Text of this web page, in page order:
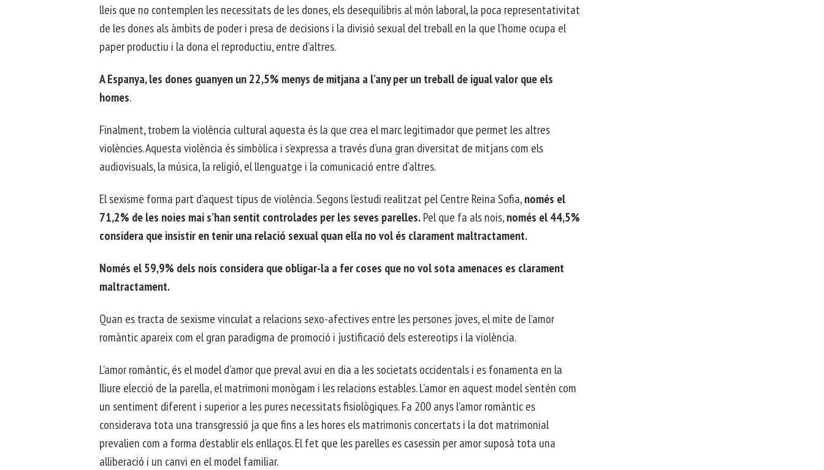
lleis que no contemplen les necessitats de les dones, els desequilibris al món laboral, la poca representativitat
de les dones als àmbits de poder i presa de decisions i la divisió sexual del treball en la que l’home ocupa el
paper productiu i la dona el reproductiu, entre d’altres.
A Espanya, les dones guanyen un 22,5% menys de mitjana a l’any per un treball de igual valor que els
homes.
Finalment, trobem la violència cultural aquesta és la que crea el marc legitimador que permet les altres
violències. Aquesta violència és simbòlica i s’expressa a través d’una gran diversitat de mitjans com els
audiovisuals, la música, la religió, el llenguatge i la comunicació entre d’altres.
El sexisme forma part d’aquest tipus de violència. Segons l’estudi realitzat pel Centre Reina Sofia,només el
71,2% de les noies mai s’han sentit controlades per les seves parelles.Pel que fa als nois,només el 44,5%
considera que insistir en tenir una relació sexual quan ella no vol és clarament maltractament.
Només el 59,9% dels nois considera que obligar-la a fer coses que no vol sota amenaces es clarament
maltractament.
Quan es tracta de sexisme vinculat a relacions sexo-afectives entre les persones joves, el mite de l’amor
romàntic apareix com el gran paradigma de promoció i justificació dels estereotips i la violència.
L’amor romàntic, és el model d’amor que preval avui en dia a les societats occidentals i es fonamenta en la
lliure elecció de la parella, el matrimoni monògam i les relacions estables. L’amor en aquest model s’entén com
un sentiment diferent i superior a les pures necessitats fisiològiques. Fa 200 anys l’amor romàntic es
considerava tota una transgressió ja que fins a les hores els matrimonis concertats i la dot matrimonial
prevalien com a forma d’establir els enllaços. El fet que les parelles es casessin per amor suposà tota una
alliberació i un canvi en el model familiar.